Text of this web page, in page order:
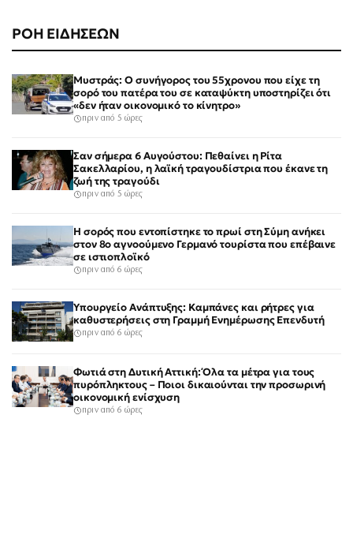
ΡΟΗ ΕΙΔΗΣΕΩΝ
Μυστράς: Ο συνήγορος του 55χρονου που είχε τη
σορό του πατέρα του σε καταψύκτη υποστηρίζει ότι
«δεν ήταν οικονομικό το κίνητρο»
πριν από 5 ώρες
Σαν σήμερα 6 Αυγούστου: Πεθαίνει η Ρίτα
Σακελλαρίου, η λαϊκή τραγουδίστρια που έκανε τη
ζωή της τραγούδι
πριν από 5 ώρες
Η σορός που εντοπίστηκε το πρωί στη Σύμη ανήκει
στον 8ο αγνοούμενο Γερμανό τουρίστα που επέβαινε
σε ιστιοπλοϊκό
πριν από 6 ώρες
Υπουργείο Ανάπτυξης: Καμπάνες και ρήτρες για
καθυστερήσεις στη Γραμμή Ενημέρωσης Επενδυτή
πριν από 6 ώρες
Φωτιά στη Δυτική Αττική: Όλα τα μέτρα για τους
πυρόπληκτους – Ποιοι δικαιούνται την προσωρινή
οικονομική ενίσχυση
πριν από 6 ώρες